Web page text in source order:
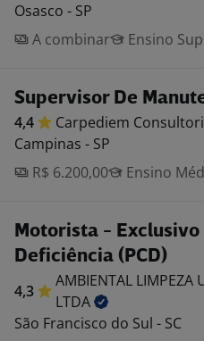
Osasco - SP
A combinar
Ensino
Supervisor De
4,4 Carpediem
Campinas - SP
R$ 6.200,00
Ensino
Motorista - Exclusivo
Deficiência (PCD)
4,3
AMBIENTAL LIMPEZA
LTDA
São Francisco do Sul - SC